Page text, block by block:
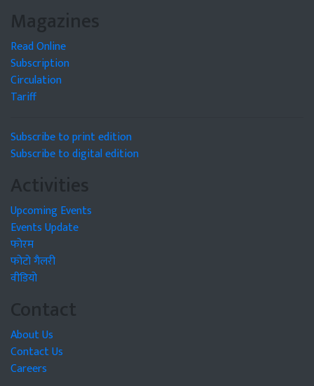
Magazines
Read Online
Subscription
Circulation
Tariff
Subscribe to print edition
Subscribe to digital edition
Activities
Upcoming Events
Events Update
फोरम
फोटो गैलरी
वीडियो
Contact
About Us
Contact Us
Careers